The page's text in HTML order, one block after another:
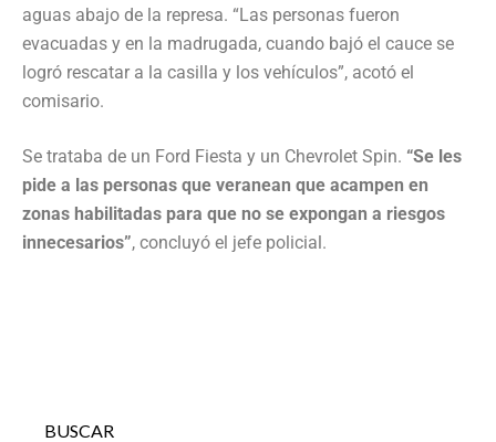
aguas abajo de la represa. “Las personas fueron
evacuadas y en la madrugada, cuando bajó el cauce se
logró rescatar a la casilla y los vehículos”, acotó el
comisario.
Se trataba de un Ford Fiesta y un Chevrolet Spin. “Se les
pide a las personas que veranean que acampen en
zonas habilitadas para que no se expongan a riesgos
innecesarios”, concluyó el jefe policial.
BUSCAR